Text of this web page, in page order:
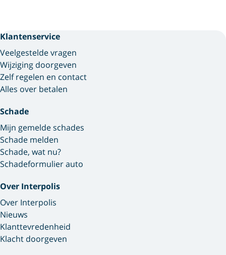
Klantenservice
Veelgestelde vragen
Wijziging doorgeven
Zelf regelen en contact
Alles over betalen
Schade
Mijn gemelde schades
Schade melden
Schade, wat nu?
Schadeformulier auto
Over Interpolis
Over Interpolis
Nieuws
Klanttevredenheid
Klacht doorgeven